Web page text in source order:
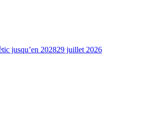
jusqu’en 202829 juillet 2026